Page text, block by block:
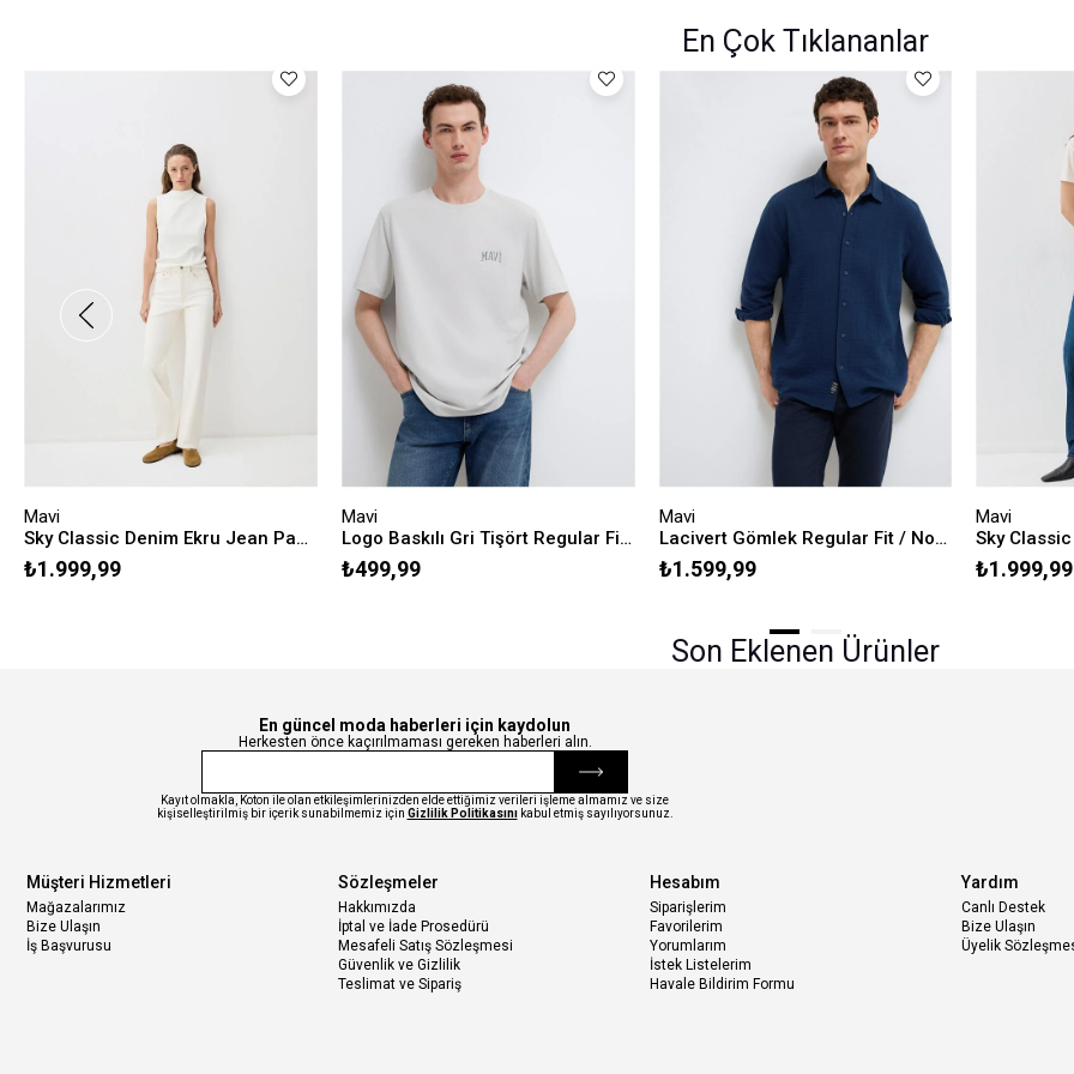
En Çok Tıklananlar
Mavi
Sky Classic Denim Ekru Jean Pantolon 1010627-88689
₺1.999,99
Mavi
Logo Baskılı Gri Tişört Regular Fit / Normal Kesim 0611714-70074
₺499,99
Mavi
Lacivert Gömlek Regular Fit / Normal Kesim 0211518-80872
₺1.599,99
Mavi
₺1.999,99
Son Eklenen Ürünler
En güncel moda haberleri için kaydolun
Herkesten önce kaçırılmaması gereken haberleri alın.
Kayıt olmakla, Koton ile olan etkileşimlerinizden elde ettiğimiz verileri işleme almamız ve size
kişiselleştirilmiş bir içerik sunabilmemiz için Gizlilik Politikasını kabul etmiş sayılıyorsunuz.
Müşteri Hizmetleri
Mağazalarımız
Bize Ulaşın
İş Başvurusu
Sözleşmeler
Hakkımızda
İptal ve İade Prosedürü
Mesafeli Satış Sözleşmesi
Güvenlik ve Gizlilik
Teslimat ve Sipariş
Hesabım
Siparişlerim
Favorilerim
Yorumlarım
İstek Listelerim
Havale Bildirim Formu
Yardım
Canlı Destek
Bize Ulaşın
Üyelik